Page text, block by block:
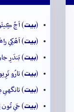
(بيت) اَڄُ
(بيت) اَھُکِي
(بيت) بَندَرِ
(بيت) تارُو
(بيت) تانگهي
(بيت) جَي تُون